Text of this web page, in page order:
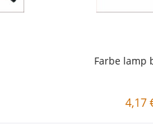
Farbe lamp
4,17